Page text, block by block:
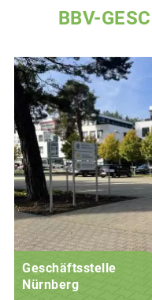
BBV-
Geschäftsstelle
Nürnberg